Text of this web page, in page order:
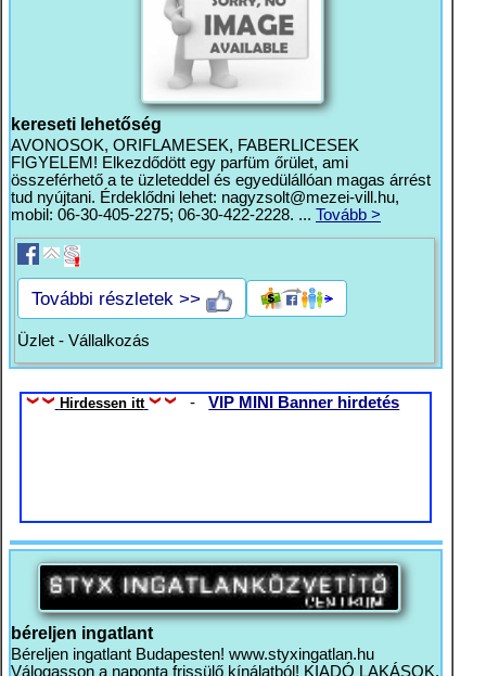
kereseti lehetőség
AVONOSOK, ORIFLAMESEK, FABERLICESEK
FIGYELEM! Elkezdődött egy parfüm őrület, ami
összeférhető a te üzleteddel és egyedülállóan magas árrést
tud nyújtani. Érdeklődni lehet: nagyzsolt@mezei-vill.hu,
mobil: 06-30-405-2275; 06-30-422-2228. ... Tovább >
További részletek >>
Üzlet - Vállalkozás
Hirdessen itt -VIP MINI Banner hirdetés
béreljen ingatlant
Béreljen ingatlant Budapesten! www.styxingatlan.hu
Válogasson a naponta frissülő kínálatból! KIADÓ LAKÁSOK,